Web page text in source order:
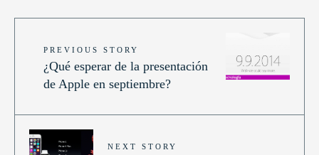
PREVIOUS STORY
¿Qué esperar de la presentación
de Apple en septiembre?
NEXT STORY